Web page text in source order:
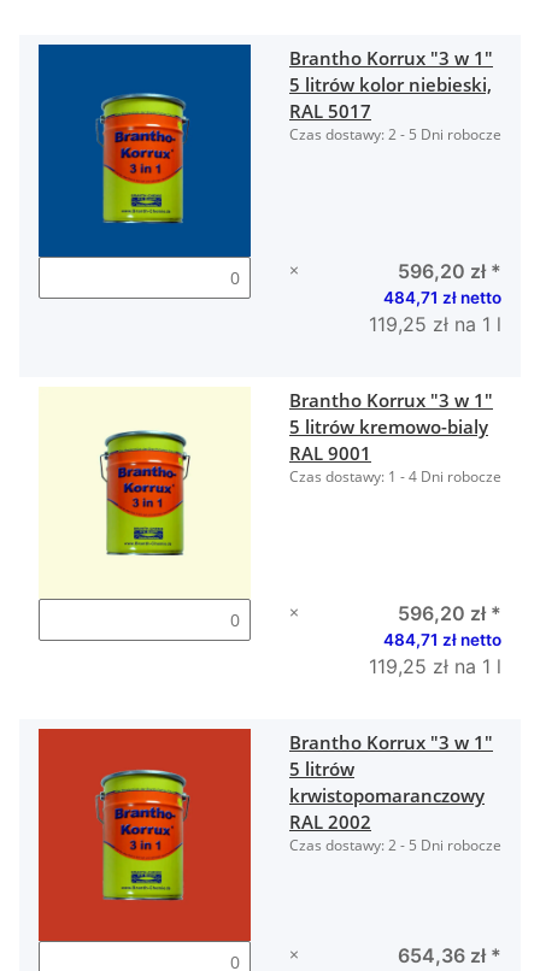
Brantho Korrux "3 w 1"
5 litrów kolor niebieski,
RAL 5017
Czas dostawy:2 - 5 Dni robocze
× 596,20 zł *
484,71 zł netto
119,25 zł na 1 l
Brantho Korrux "3 w 1"
5 litrów kremowo-bialy
RAL 9001
Czas dostawy: 1 - 4 Dni robocze
× 596,20 zł *
484,71 zł netto
119,25 zł na 1 l
Brantho Korrux "3 w 1"
5 litrów
krwistopomaranczowy
RAL 2002
Czas dostawy:2 - 5 Dni robocze
× 654,36 zł *